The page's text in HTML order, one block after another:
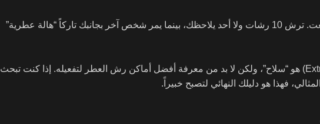
لقد اشتريت عطراً فخماً بتركيز عالٍ، لكنك تشعر أنه “لا يفوح” كما توقعت. ترش 10 رشات ولا أحد يلاحظك، بينما يمر شخص آخر بجانبك تاركاً “هالة عطرية”
في “لومين”، نؤمن بأن العطر الفاخر (مثل تركيز 34% Extrait de Parfum) هو “سلاح”، ولكن لا بد من معرفة أفضل أماكن رش العطر لتفعيله. إذا كنت تبحث
فهذا هو دليلك النهائي لتصبح خبيراً.